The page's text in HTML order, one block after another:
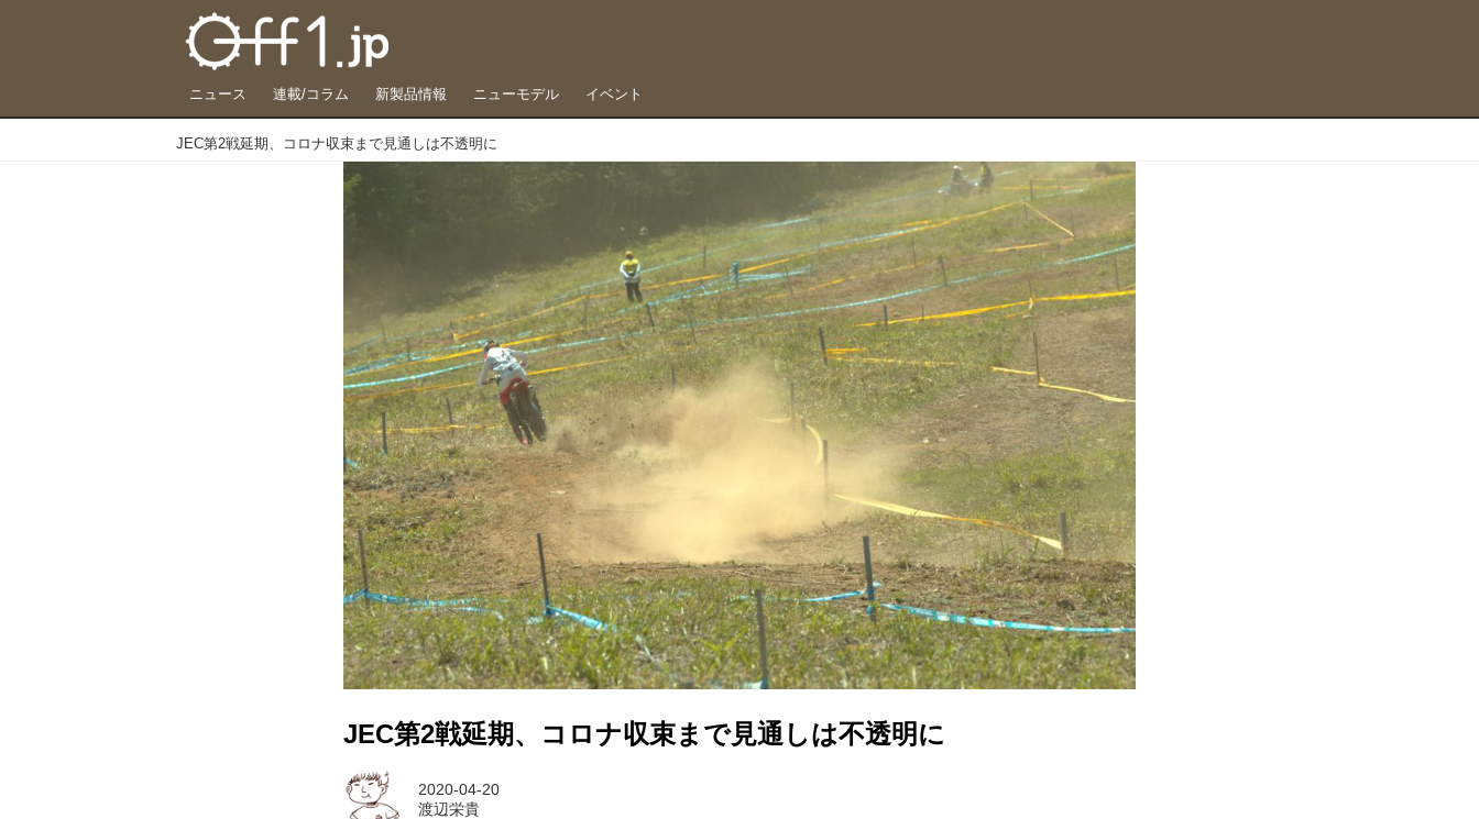
ニュース 連載/コラム 新製品情報 ニューモデル イベント
JEC第2戦延期、コロナ収束まで見通しは不透明に
JEC第2戦延期、コロナ収束まで見通しは不透明に
2020-04-20
渡辺栄貴